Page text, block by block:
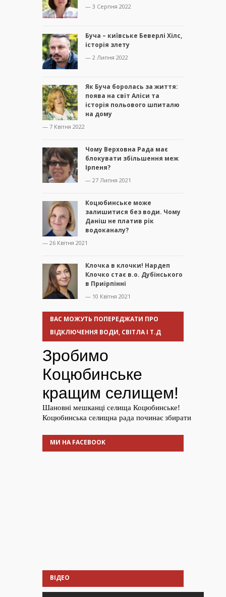
— 3 Серпня 2022
Буча – київське Беверлі Хілс,
історія злету
— 2 Липня 2022
Як Буча боролась за життя:
поява на світ Аліси та
історія польового шпиталю
на дому
— 7 Квітня 2022
Чому Верховна Рада має
блокувати збільшення меж
Ірпеня?
— 27 Липня 2021
Коцюбинське може
залишитися без води. Чому
Даніш не платив рік
водоканалу?
— 26 Квітня 2021
Клочка в клочки! Нардеп
Клочко стає в.о. Дубінського
в Приірпінні
— 10 Квітня 2021
ВАС МОЖУТЬ ПОПЕРЕДЖАТИ ПРО
ВІДКЛЮЧЕННЯ ВОДИ, СВІТЛА І Т.Д
МИ НА FACEBOOK
ВІДЕО